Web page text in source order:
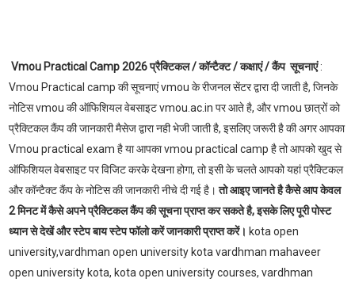
Vmou Practical Camp 2026 प्रैक्टिकल / कॉन्टैक्ट / कक्षाएं / कैंप सूचनाएं:
Vmou Practical camp की सूचनाएं vmou के रीजनल सेंटर द्वारा दी जाती है, जिनके
नोटिस vmou की ऑफिशियल वेबसाइट vmou.ac.in पर आते है, और vmou छात्रों को
प्रैक्टिकल कैंप की जानकारी मैसेज द्वारा नही भेजी जाती है, इसलिए जरूरी है की अगर आपका
Vmou practical exam है या आपका vmou practical camp है तो आपको खुद से
ऑफिशियल वेबसाइट पर विजिट करके देखना होगा, तो इसी के चलते आपको यहां प्रैक्टिकल
और कॉन्टैक्ट कैंप के नोटिस की जानकारी नीचे दी गई है। तो आइए जानते है कैसे आप केवल
2 मिनट में कैसे अपने प्रैक्टिकल कैंप की सूचना प्राप्त कर सकते है, इसके लिए पूरी पोस्ट
ध्यान से देखें और स्टेप बाय स्टेप फॉलो करें जानकारी प्राप्त करें। kota open
university,vardhman open university kota vardhman mahaveer
open university kota, kota open university courses, vardhman